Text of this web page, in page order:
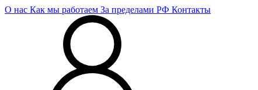
О нас Как мы работаем За пределами РФ Контакты